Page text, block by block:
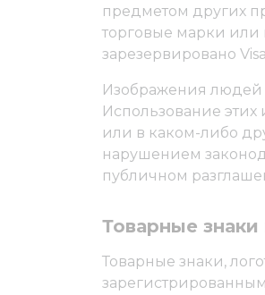
предметом других
торговые марки или
зарезервировано
Изображения людей
Использование
или в каком-либо
нарушением
публичном
Товарные
Товарные знаки,